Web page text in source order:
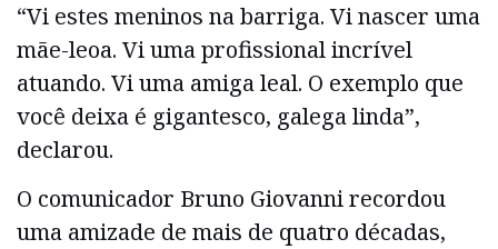
“Vi estes meninos na barriga. Vi nascer uma
mãe-leoa. Vi uma profissional incrível
atuando. Vi uma amiga leal. O exemplo que
você deixa é gigantesco, galega linda”,
declarou.
O comunicador Bruno Giovanni recordou
uma amizade de mais de quatro décadas,